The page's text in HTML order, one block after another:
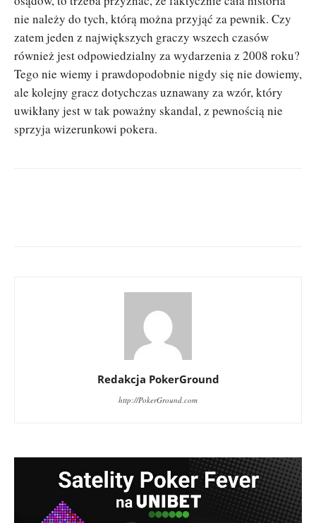
nie należy do tych, którą można przyjąć za pewnik. Czy
zatem jeden z największych graczy wszech czasów
również jest odpowiedzialny za wydarzenia z 2008 roku?
Tego nie wiemy i prawdopodobnie nigdy się nie dowiemy,
ale kolejny gracz dotychczas uznawany za wzór, który
uwikłany jest w tak poważny skandal, z pewnością nie
sprzyja wizerunkowi pokera.
Redakcja PokerGround
http://PokerGround.com